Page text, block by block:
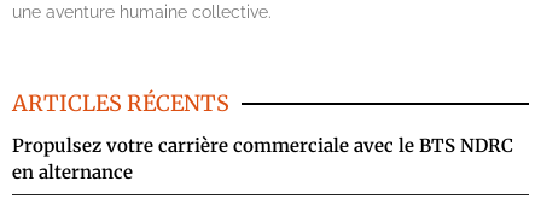
une aventure humaine collective.
ARTICLES RÉCENTS
Propulsez votre carrière commerciale avec le BTS NDRC
en alternance